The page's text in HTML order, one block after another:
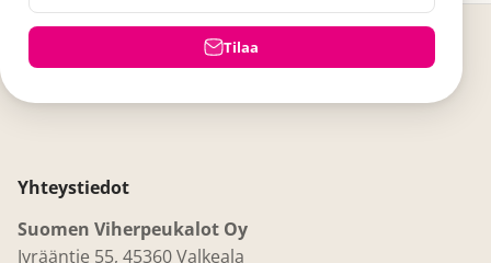
Tilaa
Yhteystiedot
Suomen Viherpeukalot Oy
Jyrääntie 55, 45360 Valkeala